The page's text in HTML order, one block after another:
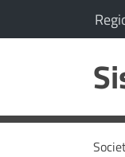
vai al contenuto
vai al menu principale
Il